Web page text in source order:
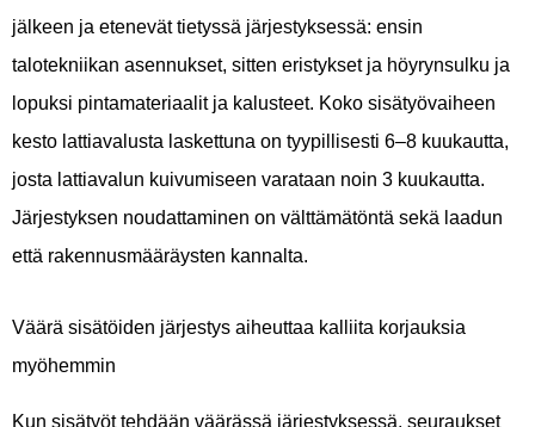
jälkeen ja etenevät tietyssä järjestyksessä: ensin
talotekniikan asennukset, sitten eristykset ja höyrynsulku ja
lopuksi pintamateriaalit ja kalusteet. Koko sisätyövaiheen
kesto lattiavalusta laskettuna on tyypillisesti 6–8 kuukautta,
josta lattiavalun kuivumiseen varataan noin 3 kuukautta.
Järjestyksen noudattaminen on välttämätöntä sekä laadun
että rakennusmääräysten kannalta.
Väärä sisätöiden järjestys aiheuttaa kalliita korjauksia
myöhemmin
Kun sisätyöt tehdään väärässä järjestyksessä, seuraukset